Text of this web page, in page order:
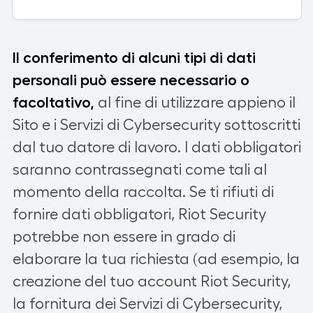
Il conferimento di alcuni tipi di dati
personali può essere necessario o
facoltativo, al fine di utilizzare appieno il
Sito e i Servizi di Cybersecurity sottoscritti
dal tuo datore di lavoro. I dati obbligatori
saranno contrassegnati come tali al
momento della raccolta. Se ti rifiuti di
fornire dati obbligatori, Riot Security
potrebbe non essere in grado di
elaborare la tua richiesta (ad esempio, la
creazione del tuo account Riot Security,
la fornitura dei Servizi di Cybersecurity,